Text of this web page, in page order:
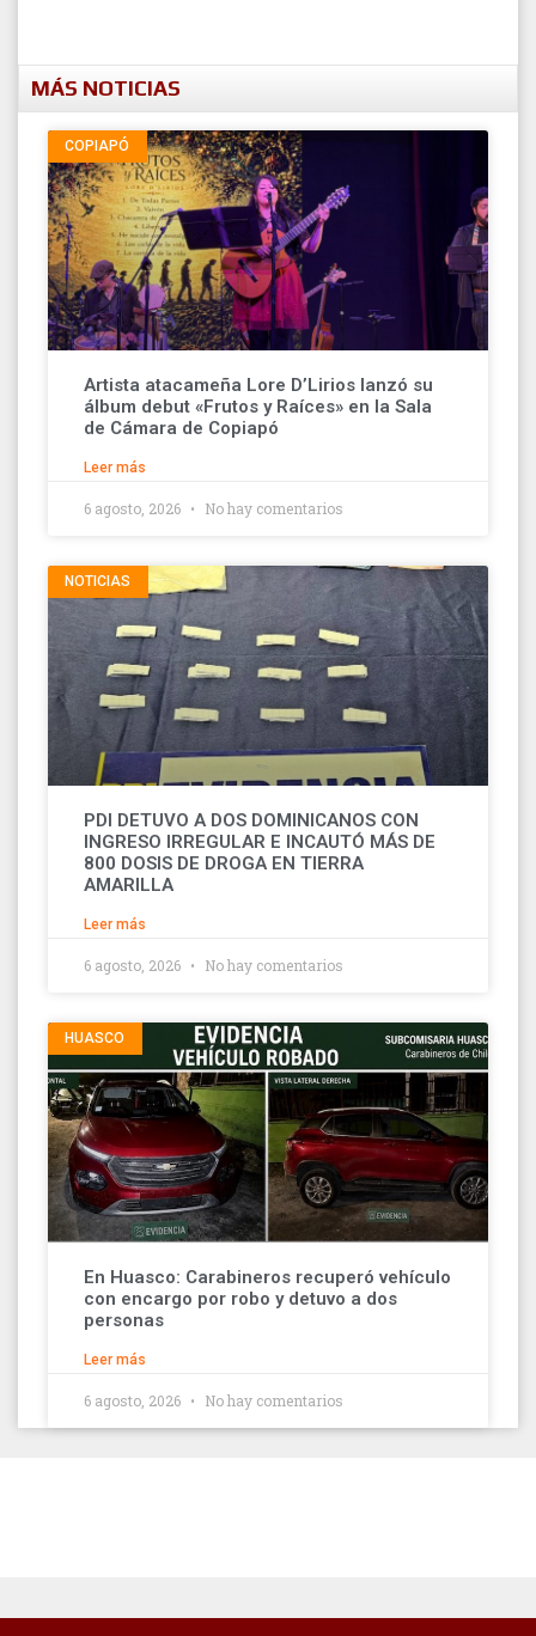
MÁS NOTICIAS
COPIAPÓ
Artista atacameña Lore D’Lirios lanzó su
álbum debut «Frutos y Raíces» en la Sala
de Cámara de Copiapó
Leer más
6 agosto, 2026 No hay comentarios
NOTICIAS
PDI DETUVO A DOS DOMINICANOS CON
INGRESO IRREGULAR E INCAUTÓ MÁS DE
800 DOSIS DE DROGA EN TIERRA
AMARILLA
Leer más
6 agosto, 2026 No hay comentarios
HUASCO
En Huasco: Carabineros recuperó vehículo
con encargo por robo y detuvo a dos
personas
Leer más
6 agosto, 2026 No hay comentarios